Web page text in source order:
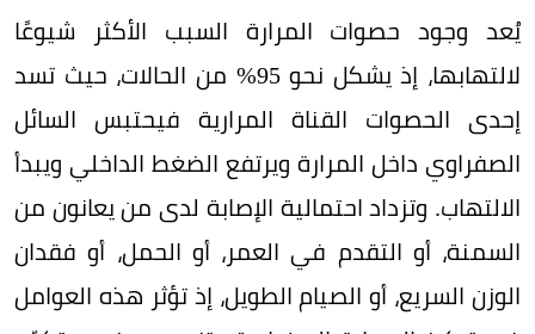
يُعد وجود حصوات المرارة السبب الأكثر شيوعًا
لالتهابها، إذ يشكل نحو 95% من الحالات، حيث تسد
إحدى الحصوات القناة المرارية فيحتبس السائل
الصفراوي داخل المرارة ويرتفع الضغط الداخلي ويبدأ
الالتهاب. وتزداد احتمالية الإصابة لدى من يعانون من
السمنة، أو التقدم في العمر، أو الحمل، أو فقدان
الوزن السريع، أو الصيام الطويل، إذ تؤثر هذه العوامل